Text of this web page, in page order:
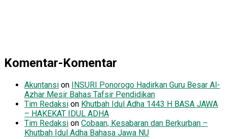
Komentar-Komentar
Akuntansi on
INSURI Ponorogo Hadirkan Guru Besar Al-
Azhar Mesir Bahas Tafsir Pendidikan
Tim Redaksi on Khutbah Idul Adha 1443 H BASA JAWA
– HAKEKAT IDUL ADHA
Tim Redaksi on Cobaan, Kesabaran dan Berkurban –
Khutbah Idul Adha Bahasa Jawa NU